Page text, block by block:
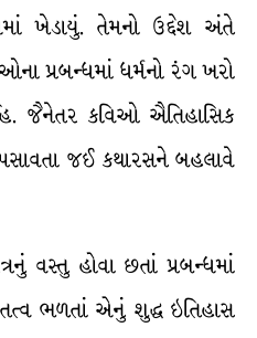
ખેડાયું. તેમનો ઉદ્દેશ અંતે
પ્રબન્ધમાં ધર્મનો રંગ ખરો
જૈનેતર કવિઓ ઐતિહાસિક
જઈ કથારસને બહલાવે
વસ્તુ હોવા છતાં પ્રબન્ધમાં
ભળતાં એનું શુદ્ધ ઇતિહાસ